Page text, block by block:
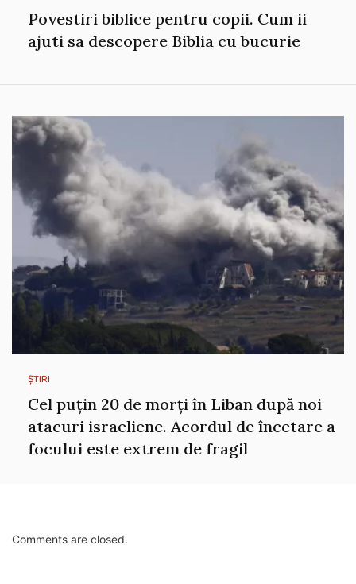
Povestiri biblice pentru copii. Cum ii
ajuti sa descopere Biblia cu bucurie
ȘTIRI
Cel puțin 20 de morți în Liban după noi
atacuri israeliene. Acordul de încetare a
focului este extrem de fragil
Comments are closed.